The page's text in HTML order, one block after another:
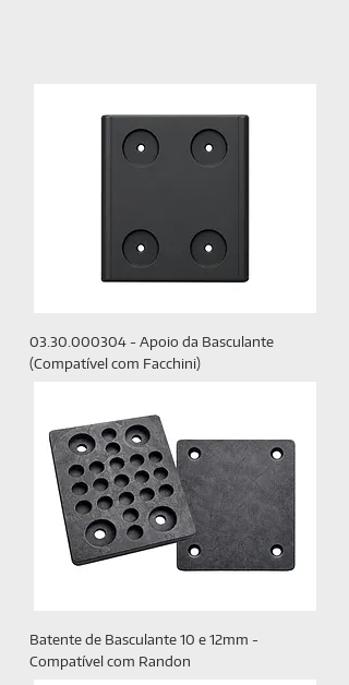
03.30.000304 - Apoio da Basculante
(Compatível com Facchini)
Batente de Basculante 10 e 12mm -
Compatível com Randon